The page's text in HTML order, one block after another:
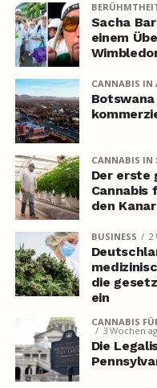
Sacha
einem
CANNABIS IN
CANNABIS IN
Der erste
Cannabis
den
BUSINESS 2
die
ein
CANNABIS
3 Wochen
Die